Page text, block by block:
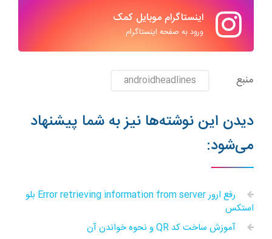
اینستاگرام موبایل کمک
ورود به صفحه اینستاگرام
منبع androidheadlines
دیدن این نوشته‌ها نیز به شما پیشنهاد
می‌شود:
رفع ارور Error retrieving information from server بلو
استکس
آموزش ساخت کد QR و نحوه خواندن آن